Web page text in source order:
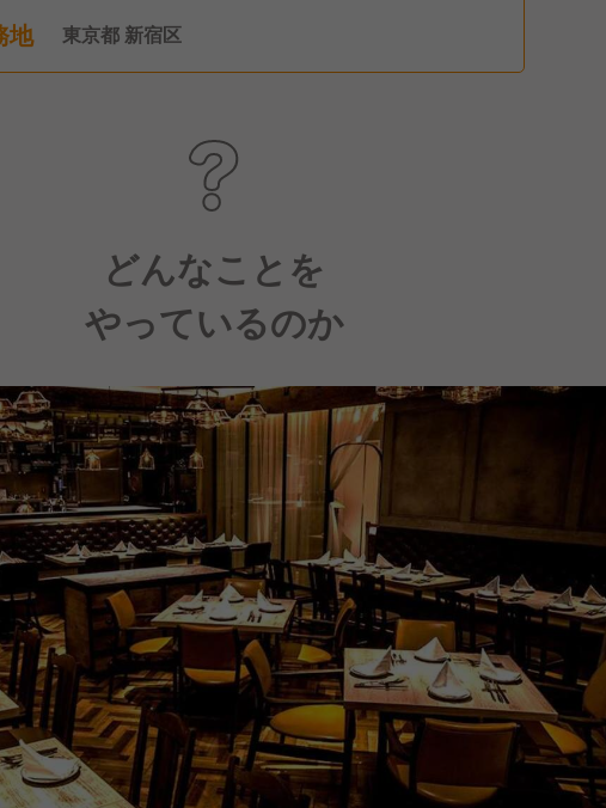
地 東京都 新宿区
どんなことを
やっているのか